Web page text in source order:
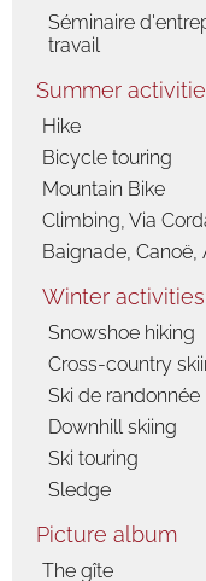
Séminaire
travail
Summer
Hike
Bicycle touring
Mountain Bike
Climbing, Via
Baignade, Canoë,
Winter activities
Snowshoe hiking
Cross-country
Ski de
Downhill skiing
Ski touring
Sledge
Picture album
The gîte